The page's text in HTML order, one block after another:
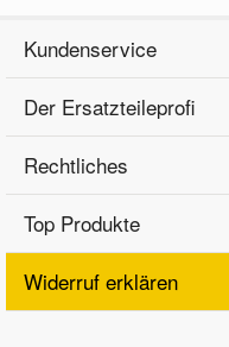
Kundenservice
Der Ersatzteileprofi
Rechtliches
Top Produkte
Widerruf erklären